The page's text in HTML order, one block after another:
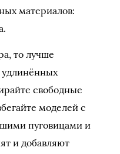
материалов:
то лучше
удлинённых
свободные
моделей с
пуговицами и
и добавляют